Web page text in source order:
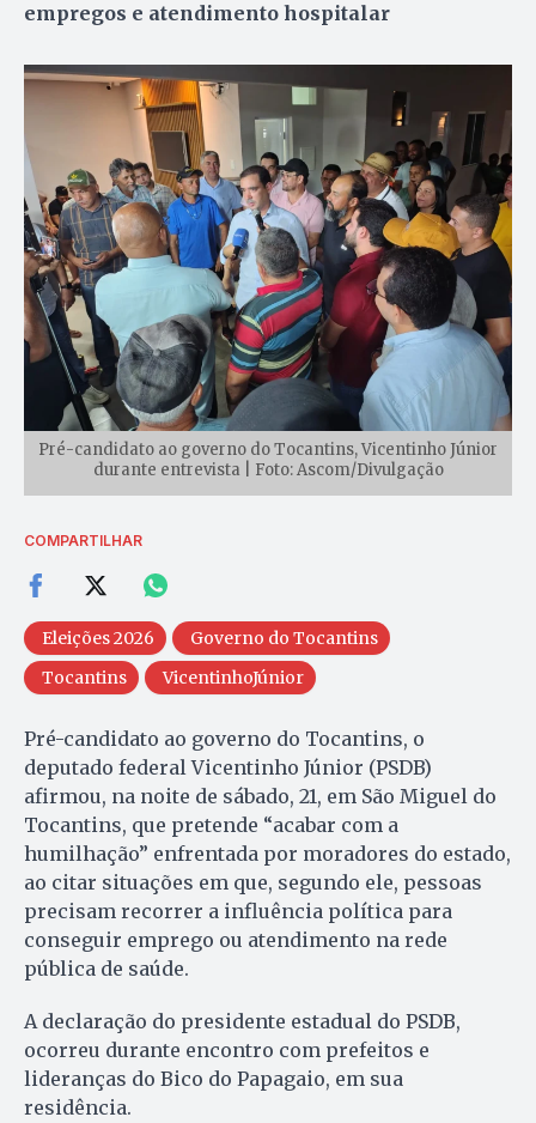
empregos e atendimento hospitalar
Pré-candidato ao governo do Tocantins, Vicentinho Júnior
durante entrevista | Foto: Ascom/Divulgação
COMPARTILHAR
Eleições 2026
Governo do Tocantins
Tocantins
VicentinhoJúnior
Pré-candidato ao governo do Tocantins, o
deputado federal Vicentinho Júnior (PSDB)
afirmou, na noite de sábado, 21, em São Miguel do
Tocantins, que pretende “acabar com a
humilhação” enfrentada por moradores do estado,
ao citar situações em que, segundo ele, pessoas
precisam recorrer a influência política para
conseguir emprego ou atendimento na rede
pública de saúde.
A declaração do presidente estadual do PSDB,
ocorreu durante encontro com prefeitos e
lideranças do Bico do Papagaio, em sua
residência.